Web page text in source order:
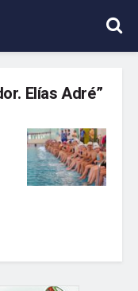
Elías Adré”